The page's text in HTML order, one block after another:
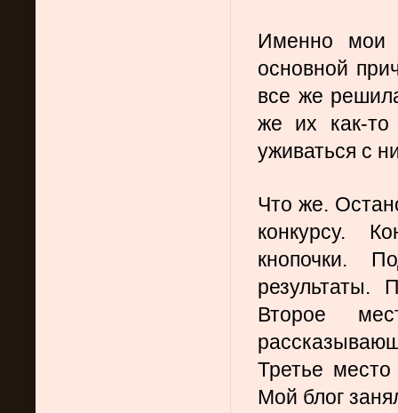
Именно мои
основной
все же
же их как-то
уживаться с
Что же.
конкурсу.
кнопочки.
результаты.
Второе
Третье место
Мой блог